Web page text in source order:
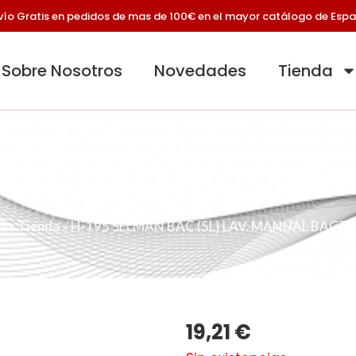
Gratis en pedidos de mas de 100€ en el mayor catálogo de
Sobre Nosotros Novedades Tienda
(5L) LAV.
»Tienda»H-195 SELMAN BAC (5L) LAV. MANUAL
19,21€